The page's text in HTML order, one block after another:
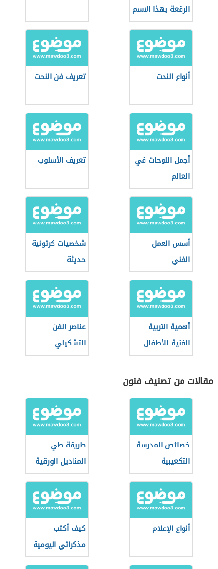
الرقعة بهذا الاسم
أنواع النحت تعريف فن النحت
أجمل اللوحات في
العالم
تعريف الأسلوب
أسس العمل
الفني
شخصيات كرتونية
حديثة
أهمية التربية
الفنية للأطفال
عناصر الفن
التشكيلي
مقالات من تصنيف فنون
خصائص المدرسة
التكعيبية
طريقة طي
المناديل الورقية
أنواع الإعلام
كيف أكتب
مذكراتي اليومية